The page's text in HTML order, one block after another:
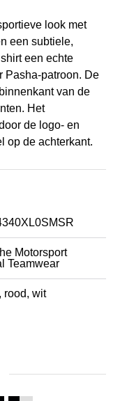
look met
een subtiele,
een echte
Pasha-patroon. De
van de
Het
de logo- en
op de achterkant.
Motorsport
Teamwear
rood, wit